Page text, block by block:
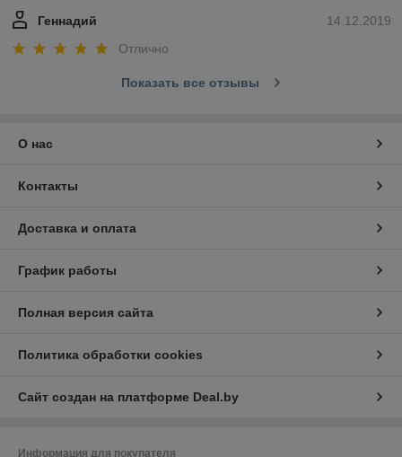
14.12.2019
Геннадий
Отлично
Показать все отзывы
О нас
Контакты
Доставка и оплата
График работы
Полная версия сайта
Политика обработки cookies
Сайт создан на платформе Deal.by
Информация для покупателя